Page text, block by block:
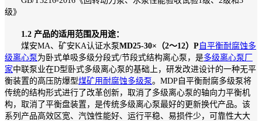
级》
1.2 产品的适用范围及用途：
煤安MA、矿安KA认证水泵MD25-30×（2～12）P 自平衡耐腐蚀多
级离心泵 为卧式单吸多级分段式/节段式结构离心泵，是多级离心泵厂
家中联泵业在D型卧式多级离心泵的基础上，研发改进设计的一种无平
衡装置的高压防爆型煤矿用耐腐蚀多级泵。MDP自平衡耐腐多级泵将
传统的结构形式进行了改革创新，取消了多级离心泵的轴向力平衡机
构，取消了平衡盘装置，是传统多级离心泵最好的更新换代产品。该
系列产品高效区宽、汽蚀性能好、运行平稳、易损件少，可靠性大大